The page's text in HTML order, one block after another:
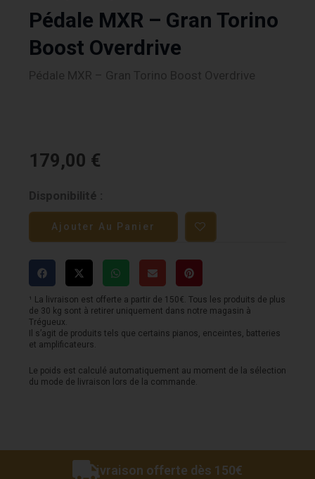
Pédale MXR – Gran Torino
Boost Overdrive
Pédale MXR – Gran Torino Boost Overdrive
179,00 €
Disponibilité :
quantité
de
Pédale
MXR
Gran
Torino
Boost
Overdrive
Ajouter Au Panier
¹ La livraison est offerte a partir de 150€. Tous les produits de plus
de 30 kg sont à retirer uniquement dans notre magasin à
Trégueux.
Il s’agit de produits tels que certains pianos, enceintes, batteries
et amplificateurs.
Le poids est calculé automatiquement au moment de la sélection
du mode de livraison lors de la commande.
Livraison offerte dès 150€